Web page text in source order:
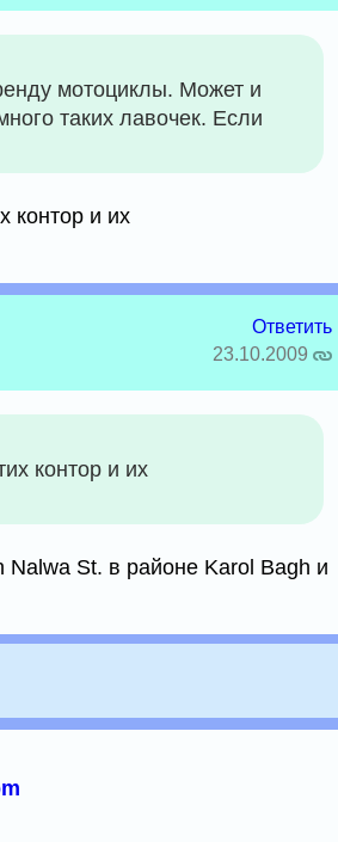
мотоциклы. Может и
таких лавочек. Если
контор и их
Ответить
23.10.2009
контор и их
Nalwa St. в районе Karol Bagh и